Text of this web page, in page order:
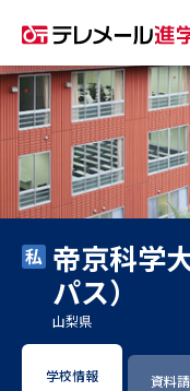
資料
大学・短大の資料種
大学パンフ
総合型選抜・学校推薦型選
集要項＆願書
過去問題集
帝京科学
パス）
山梨県
学校情報 資料